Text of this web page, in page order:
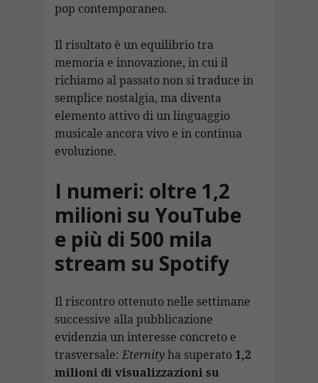
pop contemporaneo.
Il risultato è un equilibrio tra
memoria e innovazione, in cui il
richiamo al passato non si traduce in
semplice nostalgia, ma diventa
elemento attivo di un linguaggio
musicale ancora vivo e in continua
evoluzione.
I numeri: oltre 1,2
milioni su YouTube
e più di 500 mila
stream su Spotify
Il riscontro ottenuto nelle settimane
successive alla pubblicazione
evidenzia un interesse concreto e
trasversale: Eternityha superato 1,2
milioni di visualizzazioni su